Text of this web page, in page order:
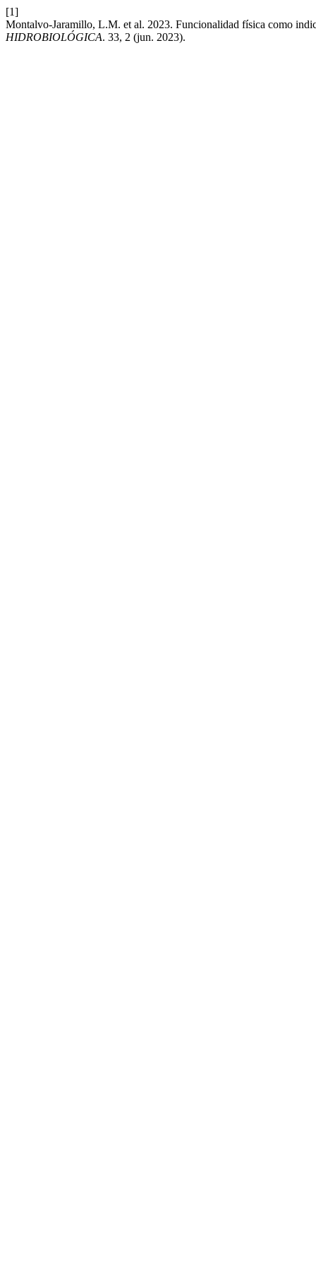
[1]
Montalvo-Jaramillo, L.M. et al. 2023. Funcionalidad física como
HIDROBIOLÓGICA. 33, 2 (jun. 2023).